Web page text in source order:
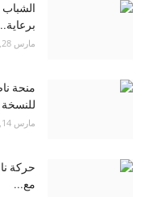
الشباب
مارس 28, 2023
منحة
للنسخة
مارس 14, 2023
حركة
مع...